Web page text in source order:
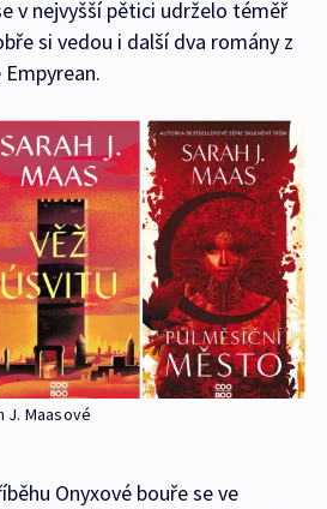
v nejvyšší pětici udrželo téměř
si vedou i další dva romány z
J. Maasové
Onyxové bouře se ve